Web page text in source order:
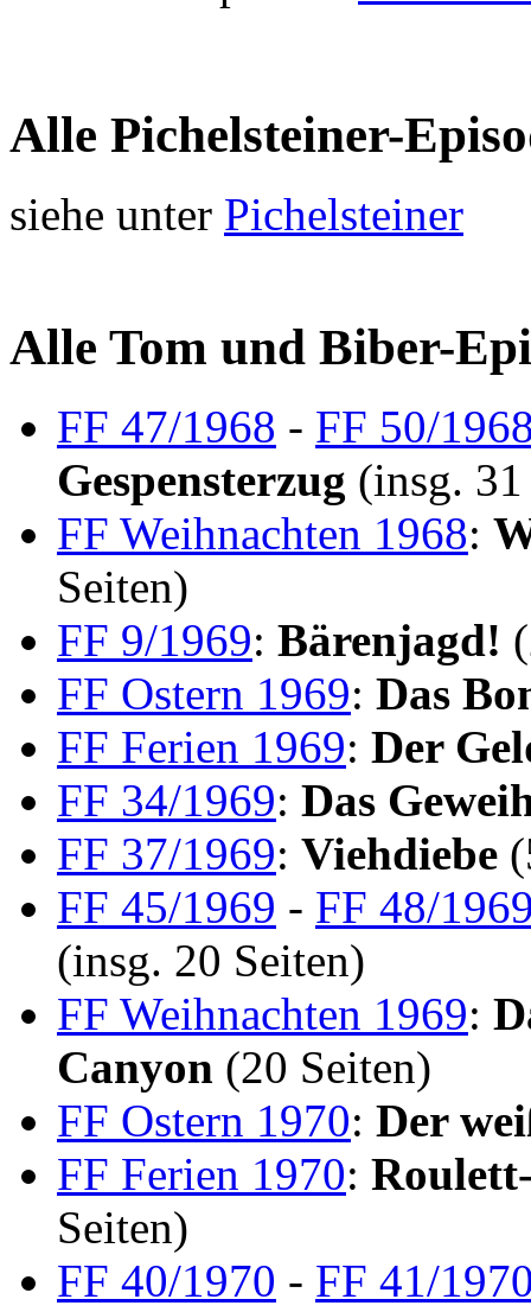
Alle Pichelsteiner-
siehe unter Pichelsteiner
Alle Tom und Biber-
FF 47/1968 - FF 50/
Gespensterzug (insg.
FF Weihnachten 1968:
Seiten)
FF 9/1969: Bärenjagd!
FF Ostern 1969: Das
FF Ferien 1969: Der
FF 34/1969: Das
FF 37/1969: Viehdiebe
FF 45/1969 - FF 48/
(insg. 20 Seiten)
FF Weihnachten 1969:
Canyon (20 Seiten)
FF Ostern 1970: Der
FF Ferien 1970:
Seiten)
FF 40/1970 - FF 41/